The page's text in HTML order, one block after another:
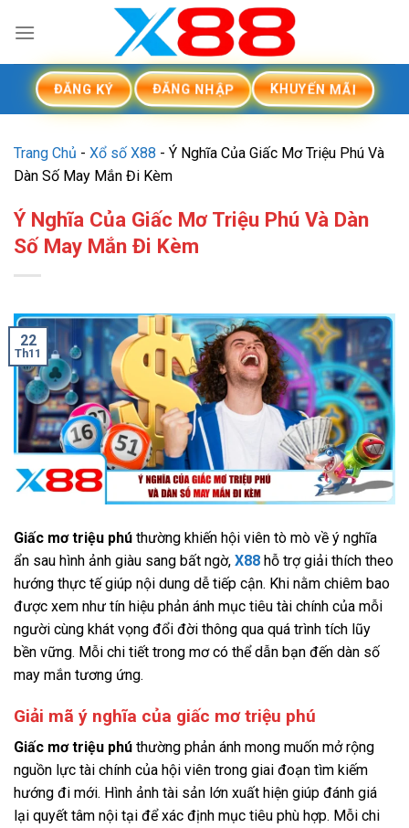
ĐĂNG KÝ ĐĂNG NHẬP KHUYẾN MÃI
Trang Chủ - Xổ số X88 - Ý Nghĩa Của Giấc Mơ Triệu Phú Và
Dàn Số May Mắn Đi Kèm
Ý Nghĩa Của Giấc Mơ Triệu Phú Và Dàn
Số May Mắn Đi Kèm
22
Th11
Giấc mơ triệu phú thường khiến hội viên tò mò về ý nghĩa
ẩn sau hình ảnh giàu sang bất ngờ, X88 hỗ trợ giải thích theo
hướng thực tế giúp nội dung dễ tiếp cận. Khi nằm chiêm bao
được xem như tín hiệu phản ánh mục tiêu tài chính của mỗi
người cùng khát vọng đổi đời thông qua quá trình tích lũy
bền vững. Mỗi chi tiết trong mơ có thể dẫn bạn đến dàn số
may mắn tương ứng.
Giải mã ý nghĩa của giấc mơ triệu phú
Giấc mơ triệu phú thường phản ánh mong muốn mở rộng
nguồn lực tài chính của hội viên trong giai đoạn tìm kiếm
hướng đi mới. Hình ảnh tài sản lớn xuất hiện giúp đánh giá
lại quyết tâm nội tại để xác định mục tiêu phù hợp. Mỗi chi